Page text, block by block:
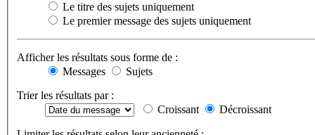
Le titre des sujets uniquement
Le premier message des sujets uniquement
Afficher les résultats sous forme de :
Messages
Sujets
Trier les résultats par :
Croissant
Décroissant